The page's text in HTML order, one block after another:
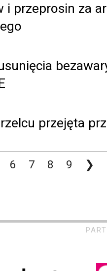
i przeprosin za
przejęta
6 7 8 9 ❯